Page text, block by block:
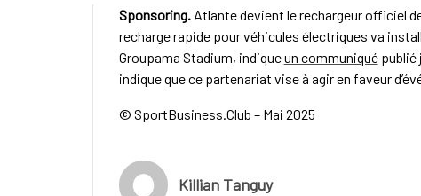
Sponsoring. Atlante devient le rechargeur officiel
recharge rapide pour véhicules électriques va
Groupama Stadium, indiqueun communiquépublié
indique que ce partenariat vise à agir en faveur
© SportBusiness.Club – Mai 2025
Killian Tanguy